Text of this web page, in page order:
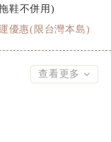
鞋不併用)
優惠(限台灣本島)
查看更多